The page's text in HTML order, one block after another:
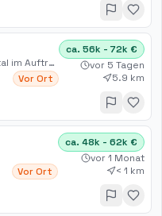
Ilias Vassiliou & Team headhunter.digital im Auftrag
Vor Ort
ca. 56k - 72k €
vor 5 Tagen
5.9 km
Vor Ort
ca. 48k - 62k €
vor 1 Monat
< 1 km